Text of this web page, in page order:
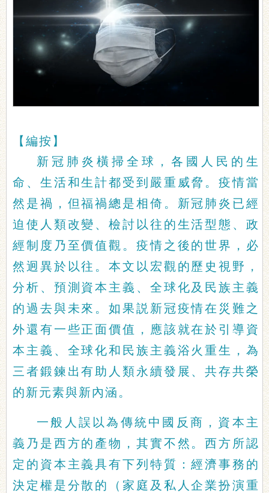
【編按】
新冠肺炎橫掃全球，各國人民的生
命、生活和生計都受到嚴重威脅。疫情當
然是禍，但福禍總是相倚。新冠肺炎已經
迫使人類改變、檢討以往的生活型態、政
經制度乃至價值觀。疫情之後的世界，必
然迥異於以往。本文以宏觀的歷史視野，
分析、預測資本主義、全球化及民族主義
的過去與未來。如果説新冠疫情在災難之
外還有一些正面價值，應該就在於引導資
本主義、全球化和民族主義浴火重生，為
三者鍛鍊出有助人類永續發展、共存共榮
的新元素與新內涵。
一般人誤以為傳統中國反商，資本主
義乃是西方的產物，其實不然。西方所認
定的資本主義具有下列特質：經濟事務的
決定權是分散的（家庭及私人企業扮演重